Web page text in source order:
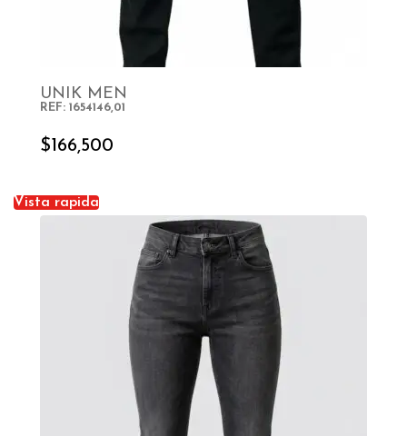
UNIK MEN
REF: 1654146,01
$ 166,500
Vista rapida